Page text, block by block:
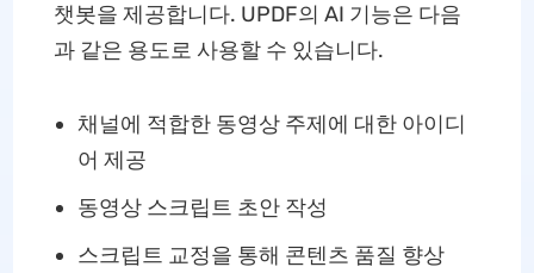
챗봇을 제공합니다. UPDF의 AI 기능은 다음
과 같은 용도로 사용할 수 있습니다.
채널에 적합한 동영상 주제에 대한 아이디
어 제공
동영상 스크립트 초안 작성
스크립트 교정을 통해 콘텐츠 품질 향상